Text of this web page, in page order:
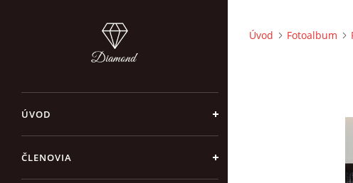
ÚVOD
ČLENOVIA
Úvod Fotoalbum